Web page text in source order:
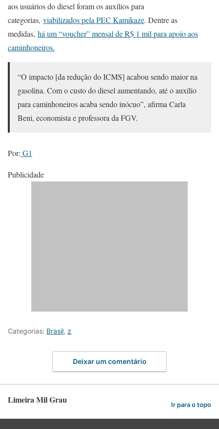
aos usuários do diesel foram os auxílios para
categorias, viabilizados pela PEC Kamikaze. Dentre as
medidas, há um “voucher” mensal de R$ 1 mil para apoio aos
caminhoneiros.
“O impacto [da redução do ICMS] acabou sendo maior na
gasolina. Com o custo do diesel aumentando, até o auxílio
para caminhoneiros acaba sendo inócuo”, afirma Carla
Beni, economista e professora da FGV.
Por: G1
Publicidade
Categorias: Brasil, z
Deixar um comentário
Limeira Mil Grau Ir para o topo